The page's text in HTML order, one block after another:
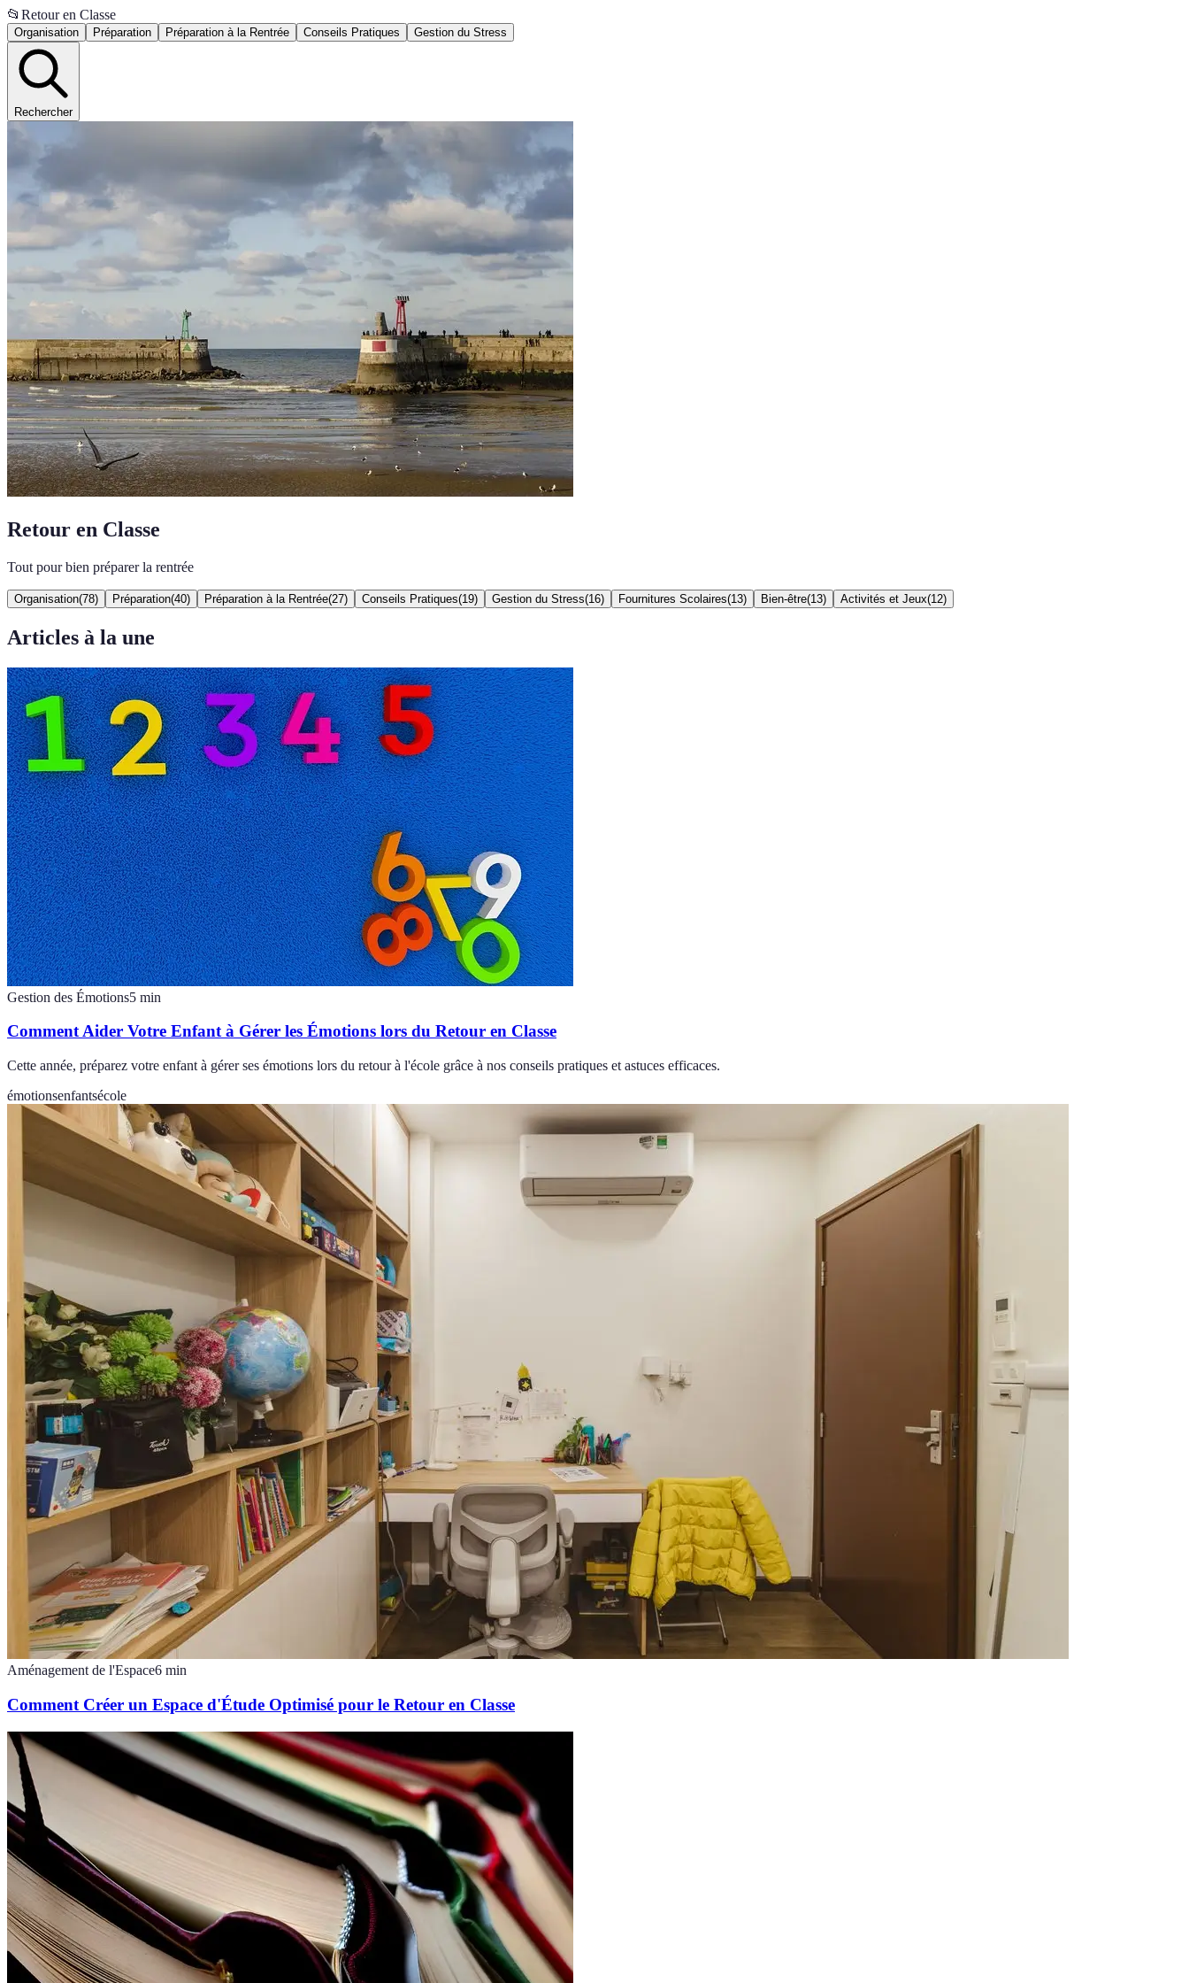
📂 Retour en Classe
Organisation Préparation Préparation à la Rentrée Conseils Pratiques Gestion du Stress
Rechercher
Retour en Classe
Tout pour bien préparer la rentrée
Organisation(78) Préparation(40) Préparation à la Rentrée(27) Conseils Pratiques(19) Gestion du Stress(16) Fournitures Scolaires(13) Bien-être(13) Activités et Jeux(12)
Articles à la une
Gestion des Émotions5 min
Comment Aider Votre Enfant à Gérer les Émotions lors du Retour en Classe
Cette année, préparez votre enfant à gérer ses émotions lors du retour à l'école grâce à nos conseils pratiques et astuces efficaces.
émotionsenfantsécole
Aménagement de l'Espace6 min
Comment Créer un Espace d'Étude Optimisé pour le Retour en Classe